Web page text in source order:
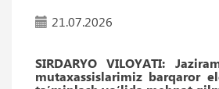
21.07.2026
SIRDARYO VILOYATI:
mutaxassislarimiz barqaror